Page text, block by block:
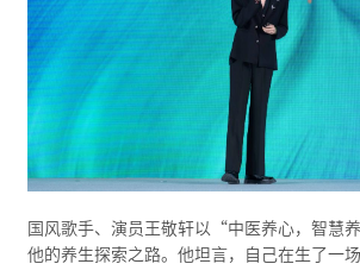
国风歌手、演员王敬轩以“中医养心，智慧
他的养生探索之路。他坦言，自己在生了一